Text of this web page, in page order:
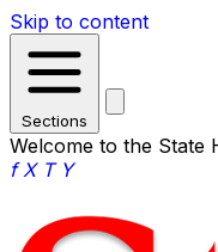
Skip to content
Sections
Welcome to the State
f X T Y